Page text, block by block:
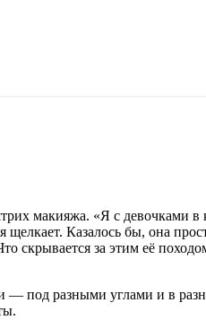
макияжа. «Я с девочками
Казалось бы, она
скрывается за этим её
под разными углами и в